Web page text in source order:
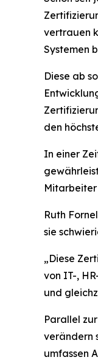
vertrauen
Systemen
Diese ab
den
In einer
Ruth
sie
„Diese
von IT-,
und
Parallel
verändern
umfassen